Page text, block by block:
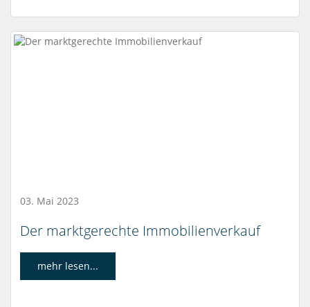
03. Mai 2023
Der marktgerechte Immobilienverkauf
mehr lesen...